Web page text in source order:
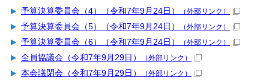
予算決算委員会（4）（令和7年9月24日） （外部リンク）
予算決算委員会（5）（令和7年9月24日） （外部リンク）
予算決算委員会（6）（令和7年9月24日） （外部リンク）
全員協議会（令和7年9月29日） （外部リンク）
本会議閉会（令和7年9月29日） （外部リンク）